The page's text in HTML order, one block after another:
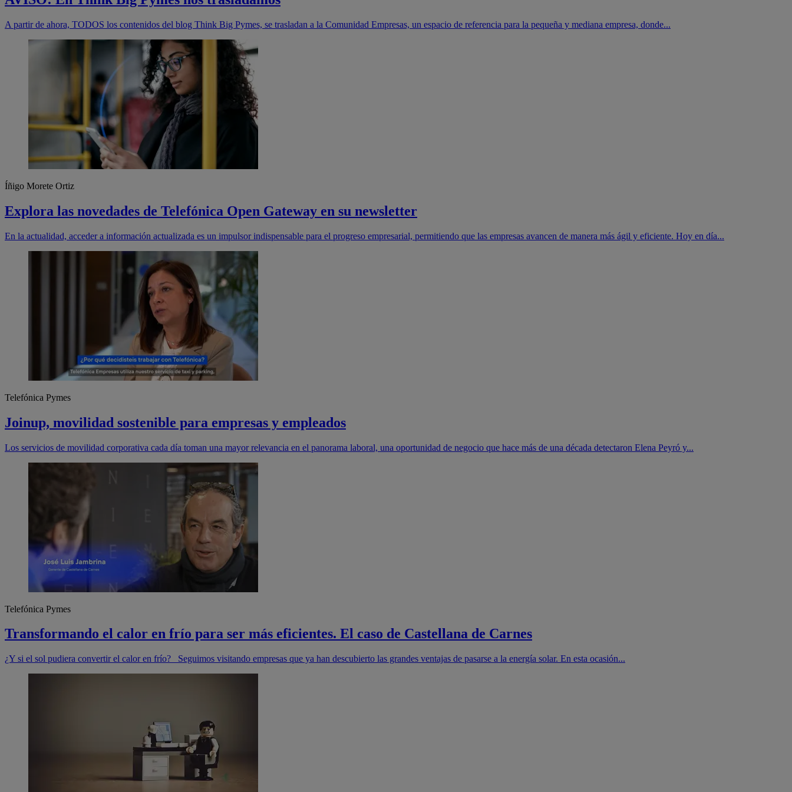
A partir de ahora, TODOS los contenidos del blog Think Big Pymes, se trasladan a la Comunidad Empresas, un espacio de referencia para la pequeña y mediana empresa, donde...
Íñigo Morete Ortiz
Explora las novedades de Telefónica Open Gateway en su newsletter
En la actualidad, acceder a información actualizada es un impulsor indispensable para el progreso empresarial, permitiendo que las empresas avancen de manera más ágil y eficiente. Hoy en día...
Telefónica Pymes
Joinup, movilidad sostenible para empresas y empleados
Los servicios de movilidad corporativa cada día toman una mayor relevancia en el panorama laboral, una oportunidad de negocio que hace más de una década detectaron Elena Peyró y...
Telefónica Pymes
Transformando el calor en frío para ser más eficientes. El caso de Castellana de Carnes
¿Y si el sol pudiera convertir el calor en frío? Seguimos visitando empresas que ya han descubierto las grandes ventajas de pasarse a la energía solar. En esta ocasión...